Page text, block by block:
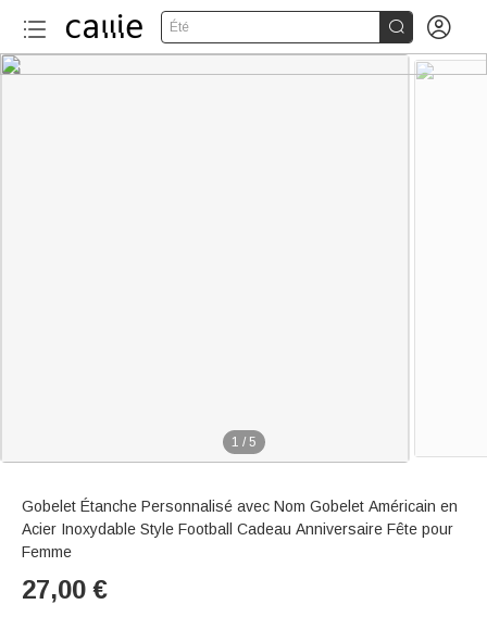
Été  
1 / 5
Gobelet Étanche Personnalisé avec Nom Gobelet Américain en
Acier Inoxydable Style Football Cadeau Anniversaire Fête pour
Femme
27,00 €